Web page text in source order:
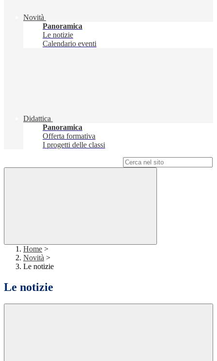
Novità
Panoramica
Le notizie
Calendario eventi
Didattica
Panoramica
Offerta formativa
I progetti delle classi
Home >
Novità >
Le notizie
Le notizie